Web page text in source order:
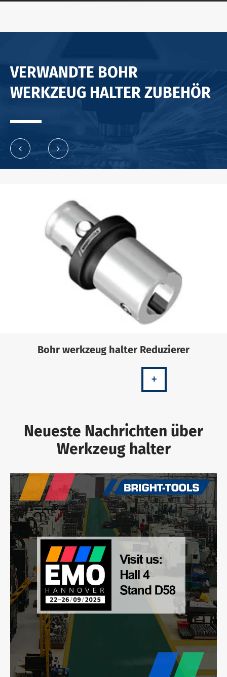
VERWANDTE BOHR
WERKZEUG HALTER ZUBEHÖR
Bohr werkzeug halter Reduzierer
+
Neueste Nachrichten über
Werkzeug halter